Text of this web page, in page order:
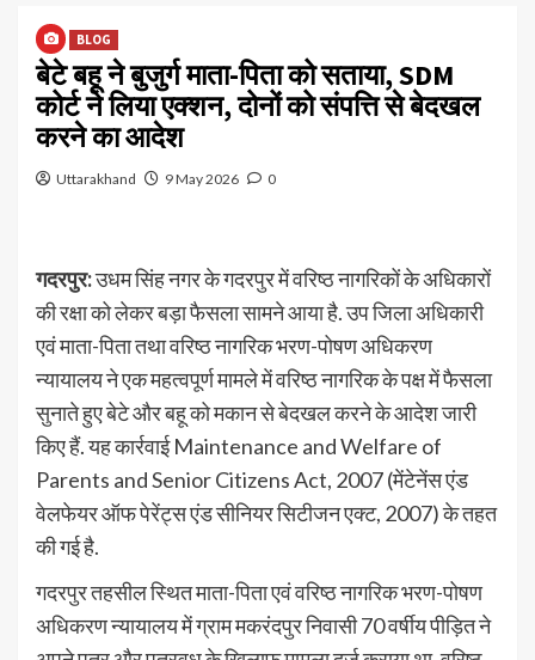
BLOG
बेटे बहू ने बुजुर्ग माता-पिता को सताया, SDM
कोर्ट ने लिया एक्शन, दोनों को संपत्ति से बेदखल
करने का आदेश
Uttarakhand 9 May 2026 0
गदरपुर:उधम सिंह नगर के गदरपुर में वरिष्ठ नागरिकों के अधिकारों
की रक्षा को लेकर बड़ा फैसला सामने आया है. उप जिला अधिकारी
एवं माता-पिता तथा वरिष्ठ नागरिक भरण-पोषण अधिकरण
न्यायालय ने एक महत्वपूर्ण मामले में वरिष्ठ नागरिक के पक्ष में फैसला
सुनाते हुए बेटे और बहू को मकान से बेदखल करने के आदेश जारी
किए हैं. यह कार्रवाई Maintenance and Welfare of
Parents and Senior Citizens Act, 2007 (मेंटेनेंस एंड
वेलफेयर ऑफ पेरेंट्स एंड सीनियर सिटीजन एक्ट, 2007) के तहत
की गई है.
गदरपुर तहसील स्थित माता-पिता एवं वरिष्ठ नागरिक भरण-पोषण
अधिकरण न्यायालय में ग्राम मकरंदपुर निवासी 70 वर्षीय पीड़ित ने